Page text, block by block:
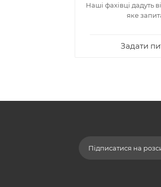
Наші фахівці дадуть
яке
Задати
Підписатися на